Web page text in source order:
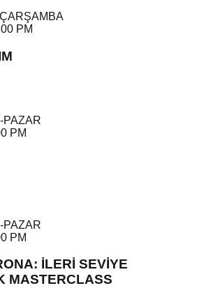
PM
PAZAR
PM
PAZAR
PM
İLERİ SEVİYE
MASTERCLASS